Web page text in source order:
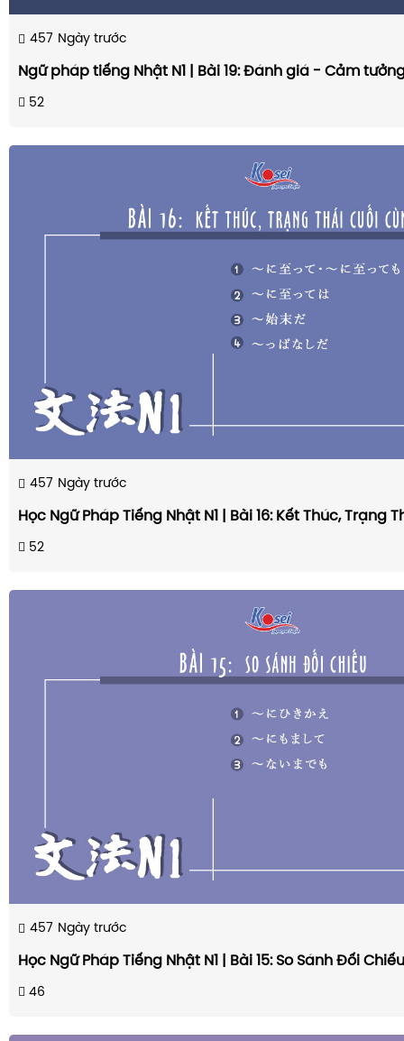
457 Ngày trước
Ngữ pháp tiếng Nhật N1 | Bài 19: Đánh giá - Cảm
52
457 Ngày trước
Học Ngữ Pháp Tiếng Nhật N1 | Bài 16: Kết Thúc, Trạng
52
457 Ngày trước
Học Ngữ Pháp Tiếng Nhật N1 | Bài 15: So Sánh Đối Chiếu
46